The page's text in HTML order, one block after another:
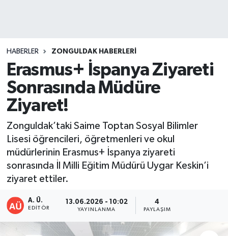
HABERLER ZONGULDAK HABERLERI
Erasmus+ İspanya Ziyareti
Sonrasında Müdüre
Ziyaret!
Zonguldak’taki Saime Toptan Sosyal Bilimler
Lisesi öğrencileri, öğretmenleri ve okul
müdürlerinin Erasmus+ İspanya ziyareti
sonrasında İl Milli Eğitim Müdürü Uygar Keskin’i
ziyaret ettiler.
A. Ü.
EDITÖR
13.06.2026 - 10:02
YAYINLANMA
4
PAYLAŞIM
EREĞLİ
GÖKÇEBEY
KARABÜK
KASTAMONU